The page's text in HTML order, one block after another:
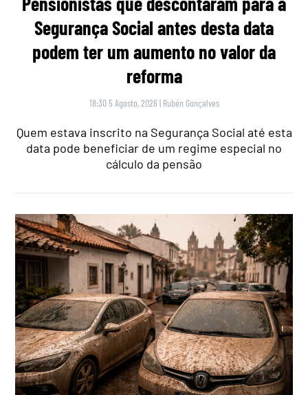
Segurança Social antes desta data
podem ter um aumento no valor da
reforma
18:30 5 Agosto, 2026 | Rubén Gonçalves
Quem estava inscrito na Segurança Social até esta
data pode beneficiar de um regime especial no
cálculo da pensão